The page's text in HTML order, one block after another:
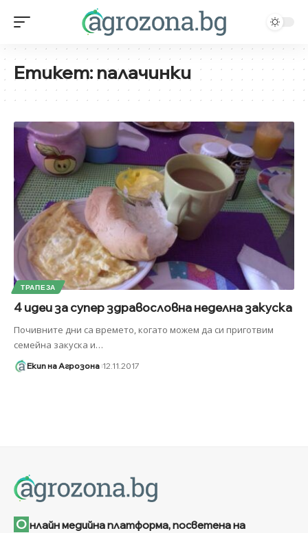
Етикет:палачинки
ТРАПЕЗА
4 идеи за супер здравословна неделна закуска
Почивните дни са времето, когато можем да си приготвим
семейна закуска и…
Екип на Агрозона 12.11.2017
О нлайн медийна платформа, посветена на